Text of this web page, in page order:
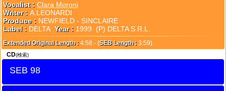
Vocalist : Clara Moroni
Writer : A.LEONARDI
Produce : NEWFIELD - SINCLAIRE
Label : DELTA Year : 1999 (P) DELTA S.R.L.
Extended Original Length : 4:58 - (SEB Length : 3:59)
CD(検索)
SEB 98